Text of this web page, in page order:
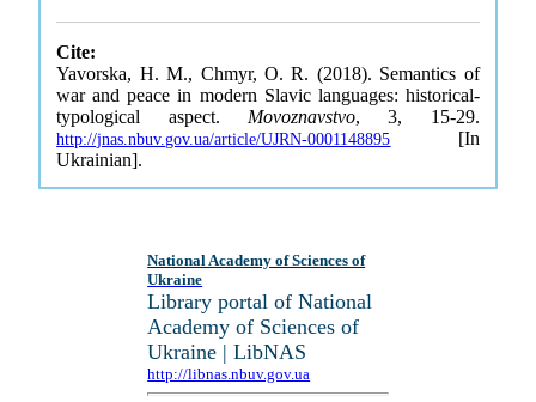
Cite:
Yavorska, H. M., Chmyr, O. R. (2018). Semantics of
war and peace in modern Slavic languages: historical-
typological aspect. Movoznavstvo, 3, 15-29.
http://jnas.nbuv.gov.ua/article/UJRN-0001148895 [In
Ukrainian].
National Academy of Sciences of
Ukraine
Library portal of National
Academy of Sciences of
Ukraine | LibNAS
http://libnas.nbuv.gov.ua